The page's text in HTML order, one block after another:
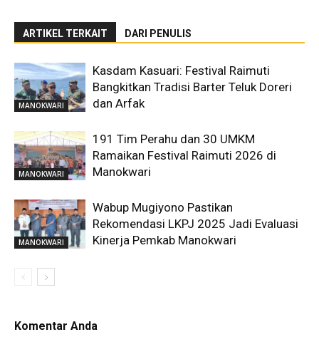
ARTIKEL TERKAIT DARI PENULIS
MANOKWARI
Kasdam Kasuari: Festival Raimuti
Bangkitkan Tradisi Barter Teluk Doreri
dan Arfak
MANOKWARI
191 Tim Perahu dan 30 UMKM
Ramaikan Festival Raimuti 2026 di
Manokwari
MANOKWARI
Wabup Mugiyono Pastikan
Rekomendasi LKPJ 2025 Jadi Evaluasi
Kinerja Pemkab Manokwari
Komentar Anda